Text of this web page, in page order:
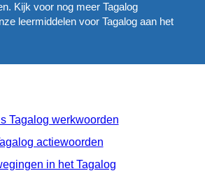
Kijk voor nog meer Tagalog
leermiddelen voor Tagalog aan het
Tagalog werkwoorden
actiewoorden
in het Tagalog